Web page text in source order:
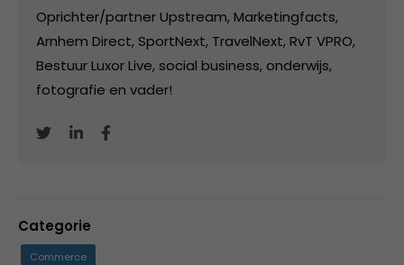
Oprichter/partner Upstream, Marketingfacts,
Arnhem Direct, SportNext, TravelNext, RvT VPRO,
Bestuur Luxor Live, social business, onderwijs,
fotografie en vader!
Categorie
Commerce